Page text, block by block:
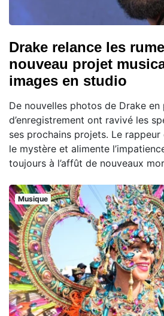
Drake relance les
nouveau projet
images en studio
De nouvelles photos de Drake en
d’enregistrement ont ravivé les
ses prochains projets. Le
le mystère et alimente
toujours à l’affût de nouveaux
Musique